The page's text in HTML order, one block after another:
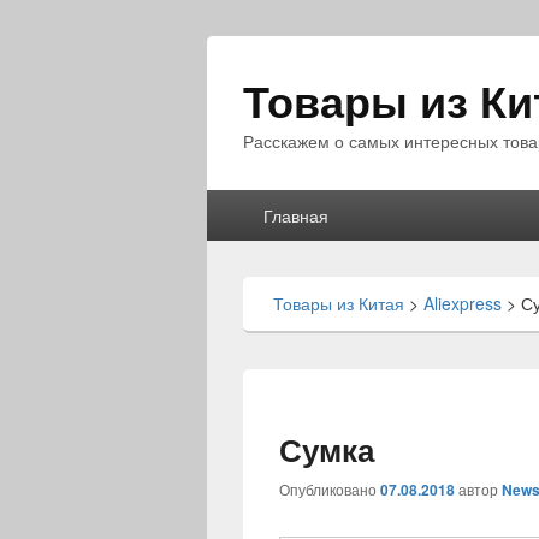
Товары из
Расскажем о самых интересных
Главная
Товары из Китая > Aliexpress >
Сумка
Опубликовано 07.08.2018автор